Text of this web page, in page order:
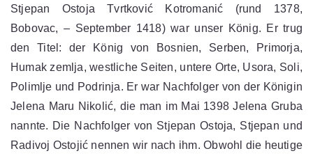
Stjepan Ostoja Tvrtković Kotromanić (rund 1378,
Bobovac, – September 1418) war unser König. Er trug
den Titel: der König von Bosnien, Serben, Primorja,
Humak zemlja, westliche Seiten, untere Orte, Usora, Soli,
Polimlje und Podrinja. Er war Nachfolger von der Königin
Jelena Maru Nikolić, die man im Mai 1398 Jelena Gruba
nannte. Die Nachfolger von Stjepan Ostoja, Stjepan und
Radivoj Ostojić nennen wir nach ihm. Obwohl die heutige